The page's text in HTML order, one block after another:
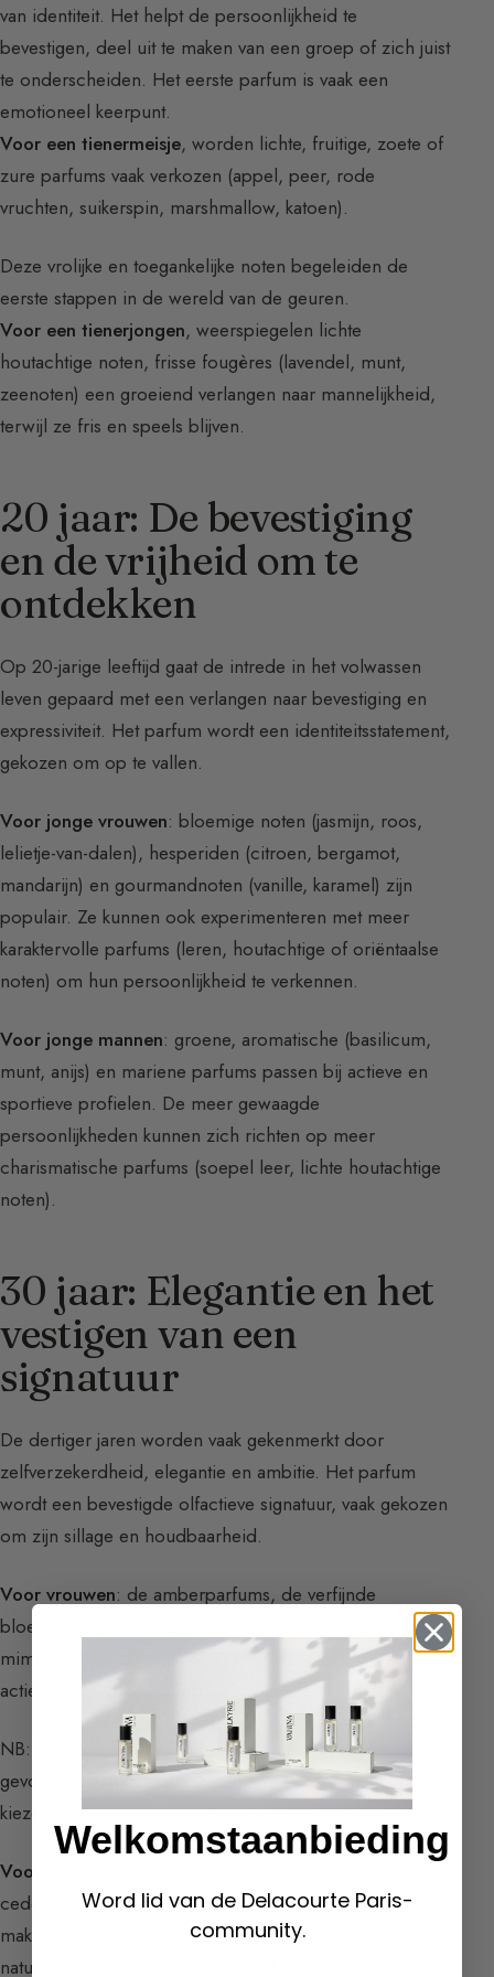
van identiteit. Het helpt de persoonlijkheid te
bevestigen, deel uit te maken van een groep of zich juist
te onderscheiden. Het eerste parfum is vaak een
emotioneel keerpunt.
Voor een tienermeisje, worden lichte, fruitige, zoete of
zure parfums vaak verkozen (appel, peer, rode
vruchten, suikerspin, marshmallow, katoen).
Deze vrolijke en toegankelijke noten begeleiden de
eerste stappen in de wereld van de geuren.
Voor een tienerjongen, weerspiegelen lichte
houtachtige noten, frisse fougères (lavendel, munt,
zeenoten) een groeiend verlangen naar mannelijkheid,
terwijl ze fris en speels blijven.
20 jaar: De bevestiging
en de vrijheid om te
ontdekken
Op 20-jarige leeftijd gaat de intrede in het volwassen
leven gepaard met een verlangen naar bevestiging en
expressiviteit. Het parfum wordt een identiteitsstatement,
gekozen om op te vallen.
Voor jonge vrouwen: bloemige noten (jasmijn, roos,
lelietje-van-dalen), hesperiden (citroen, bergamot,
mandarijn) en gourmandnoten (vanille, karamel) zijn
populair. Ze kunnen ook experimenteren met meer
karaktervolle parfums (leren, houtachtige of oriëntaalse
noten) om hun persoonlijkheid te verkennen.
Voor jonge mannen: groene, aromatische (basilicum,
munt, anijs) en mariene parfums passen bij actieve en
sportieve profielen. De meer gewaagde
persoonlijkheden kunnen zich richten op meer
charismatische parfums (soepel leer, lichte houtachtige
noten).
30 jaar: Elegantie en het
vestigen van een
signatuur
De dertiger jaren worden vaak gekenmerkt door
zelfverzekerdheid, elegantie en ambitie. Het parfum
wordt een bevestigde olfactieve signatuur, vaak gekozen
om zijn sillage en houdbaarheid.
Voor vrouwen: de amberparfums, de verfijnde
bloemige geuren (roos, oranjebloesem, viooltje,
mimosa) of de aquatische geuren begeleiden de
actieve, elegante en sensuele vrouw.
NB: Bij zwangerschap kunnen de olfactieve
gevoeligheden tijdelijk veranderen en aanzetten tot het
kiezen van lichtere geuren.
Voor mannen
ceder), aromatische noten (rozemarijn, lavendel, salie)
maken het mogelijk mannelijkheid, dynamisme of
natuurlijkheid uit te drukken, afhankelijk van het
Welkomstaanbieding
Word lid van de Delacourte Paris-
community.